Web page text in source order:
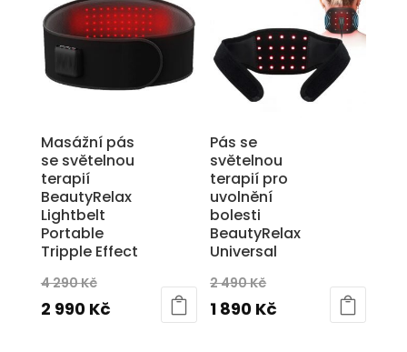
Masážní pás
se světelnou
terapií
BeautyRelax
Lightbelt
Portable
Tripple Effect
4 290Kč
Původní
cena
2 990 KčAktuální
Pás se
světelnou
terapií pro
uvolnění
bolesti
BeautyRelax
Universal
2 490Kč
Původní
cena
1 890 Kč Aktuální